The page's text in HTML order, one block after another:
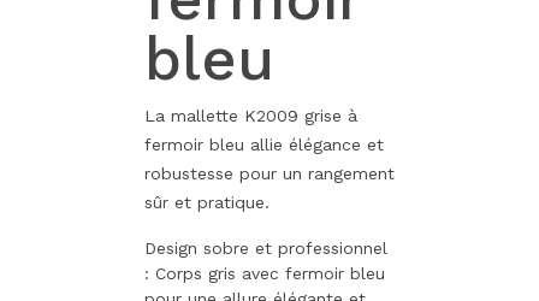
bleu
La mallette K2009 grise à
fermoir bleu allie élégance et
robustesse pour un rangement
sûr et pratique.
Design sobre et professionnel
: Corps gris avec fermoir bleu